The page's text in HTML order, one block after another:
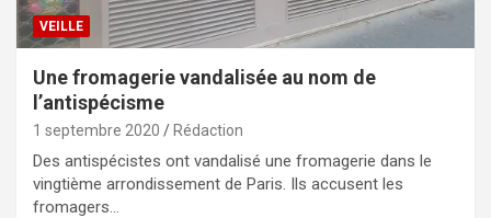
VEILLE
Une fromagerie vandalisée au nom de
l’antispécisme
1 septembre 2020 Rédaction
Des antispécistes ont vandalisé une fromagerie dans le
vingtième arrondissement de Paris. Ils accusent les
fromagers…